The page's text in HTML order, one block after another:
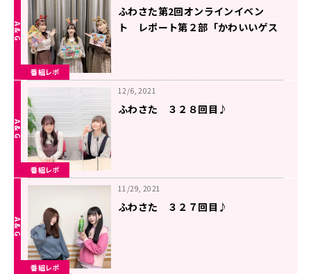
番組レポ
ふわさた第2回オンラインイベン
ト レポート第２部「かわいいゲス
番組レポ
12/6, 2021
ふわさた ３２８回目♪
番組レポ
11/29, 2021
ふわさた ３２７回目♪